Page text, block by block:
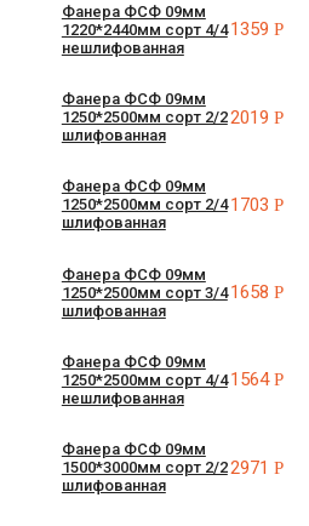
Фанера ФСФ 09мм
1220*2440мм сорт 4/4
нешлифованная
1359Р
Фанера ФСФ 09мм
1250*2500мм сорт 2/2
шлифованная
2019Р
Фанера ФСФ 09мм
1250*2500мм сорт 2/4
шлифованная
1703Р
Фанера ФСФ 09мм
1250*2500мм сорт 3/4
шлифованная
1658Р
Фанера ФСФ 09мм
1250*2500мм сорт 4/4
нешлифованная
1564Р
Фанера ФСФ 09мм
1500*3000мм сорт 2/2
шлифованная
2971Р